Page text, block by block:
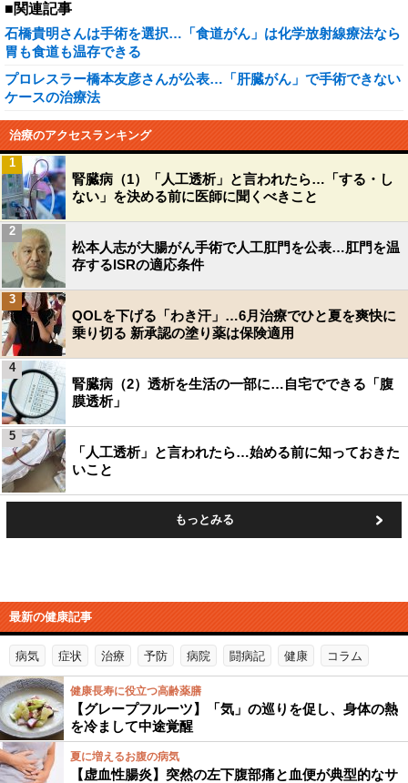
■関連記事
石橋貴明さんは手術を選択…「食道がん」は化学放射線療法なら
胃も食道も温存できる
プロレスラー橋本友彦さんが公表…「肝臓がん」で手術できない
ケースの治療法
治療のアクセスランキング
腎臓病（1）「人工透析」と言われたら…「する・し
ない」を決める前に医師に聞くべきこと
1
松本人志が大腸がん手術で人工肛門を公表…肛門を温
存するISRの適応条件
2
QOLを下げる「わき汗」…6月治療でひと夏を爽快に
乗り切る 新承認の塗り薬は保険適用
3
腎臓病（2）透析を生活の一部に…自宅でできる「腹
膜透析」
4
「人工透析」と言われたら…始める前に知っておきた
いこと
5
もっとみる
最新の健康記事
病気 症状 治療 予防 病院 闘病記 健康 コラム
健康長寿に役立つ高齢薬膳
【グレープフルーツ】「気」の巡りを促し、身体の熱
を冷まして中途覚醒
夏に増えるお腹の病気
【虚血性腸炎】突然の左下腹部痛と血便が典型的なサ